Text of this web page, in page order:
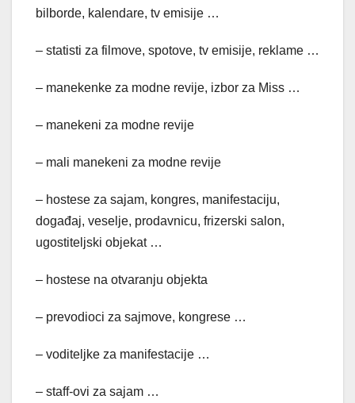
bilborde, kalendare, tv emisije …
– statisti za filmove, spotove, tv emisije, reklame …
– manekenke za modne revije, izbor za Miss …
– manekeni za modne revije
– mali manekeni za modne revije
– hostese za sajam, kongres, manifestaciju,
događaj, veselje, prodavnicu, frizerski salon,
ugostiteljski objekat …
– hostese na otvaranju objekta
– prevodioci za sajmove, kongrese …
– voditeljke za manifestacije …
– staff-ovi za sajam …